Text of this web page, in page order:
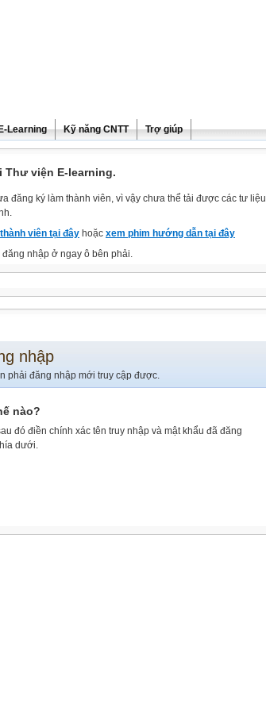
Learning Kỹ năng CNTT Trợ giúp
viện E-learning.
đăng ký làm thành viên, vì vậy chưa thể tải được các tư liệu
viên tại đây hoặc xem phim hướng dẫn tại đây
nhập ở ngay ô bên phải.
nhập
phải đăng nhập mới truy cập được.
nào?
đó điền chính xác tên truy nhập và mật khẩu đã đăng
dưới.